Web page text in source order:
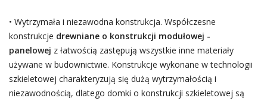
• Wytrzymała i niezawodna konstrukcja. Współczesne
konstrukcje drewniane o konstrukcji modułowej -
panelowej z łatwością zastępują wszystkie inne materiały
używane w budownictwie. Konstrukcje wykonane w technologii
szkieletowej charakteryzują się dużą wytrzymałością i
niezawodnością, dlatego domki o konstrukcji szkieletowej są